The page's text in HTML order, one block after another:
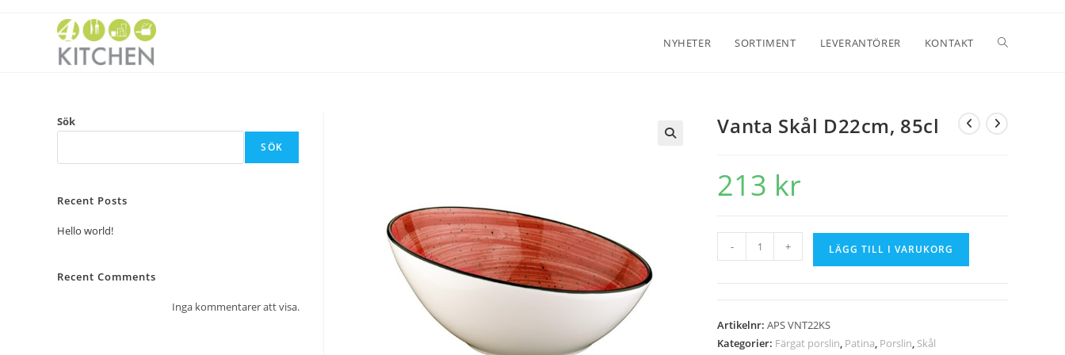
NYHETER SORTIMENT LEVERANTÖRER KONTAKT
Vanta Skål D22cm, 85cl
213 kr
- + LÄGG TILL I VARUKORG
Artikelnr:APS VNT22KS
Kategorier: Färgat porslin, Patina, Porslin, Skål
Sök
SÖK
Recent Posts
Hello world!
Recent Comments
Inga kommentarer att visa.